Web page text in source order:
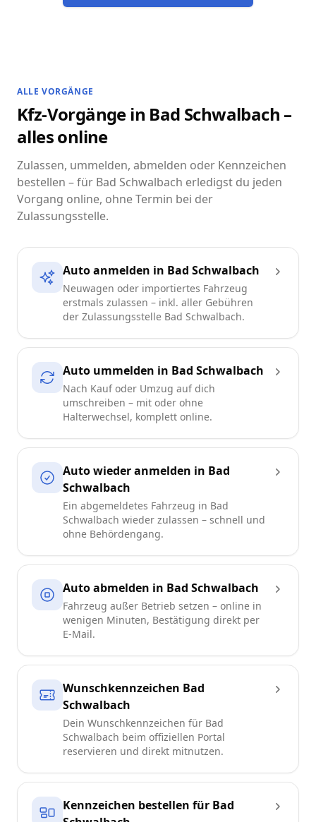
ALLE VORGÄNGE
Kfz-Vorgänge in Bad Schwalbach –
alles online
Zulassen, ummelden, abmelden oder Kennzeichen
bestellen – für Bad Schwalbach erledigst du jeden
Vorgang online, ohne Termin bei der
Zulassungsstelle.
Auto anmelden in Bad Schwalbach
Neuwagen oder importiertes Fahrzeug
erstmals zulassen – inkl. aller Gebühren
der Zulassungsstelle Bad Schwalbach.
Auto ummelden in Bad Schwalbach
Nach Kauf oder Umzug auf dich
umschreiben – mit oder ohne
Halterwechsel, komplett online.
Auto wieder anmelden in Bad
Schwalbach
Ein abgemeldetes Fahrzeug in Bad
Schwalbach wieder zulassen – schnell und
ohne Behördengang.
Auto abmelden in Bad Schwalbach
Fahrzeug außer Betrieb setzen – online in
wenigen Minuten, Bestätigung direkt per
E-Mail.
Wunschkennzeichen Bad
Schwalbach
Dein Wunschkennzeichen für Bad
Schwalbach beim offiziellen Portal
reservieren und direkt mitnutzen.
Kennzeichen bestellen für Bad